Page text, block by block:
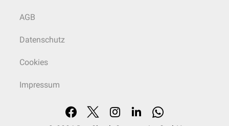
AGB
Datenschutz
Cookies
Impressum